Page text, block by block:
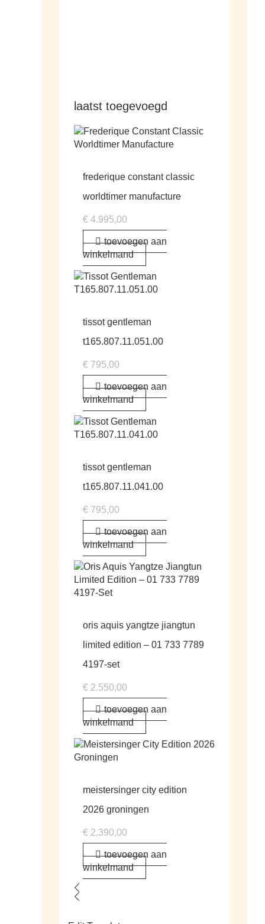
laatst toegevoegd
frederique constant classic
worldtimer manufacture
€ 4.995,00
toevoegen aan
winkelmand
tissot gentleman
t165.807.11.051.00
€ 795,00
toevoegen aan
winkelmand
tissot gentleman
t165.807.11.041.00
€ 795,00
toevoegen aan
winkelmand
oris aquis yangtze jiangtun
limited edition – 01 733 7789
4197-set
€ 2.550,00
toevoegen aan
winkelmand
meistersinger city edition
2026 groningen
€ 2.390,00
toevoegen aan
winkelmand